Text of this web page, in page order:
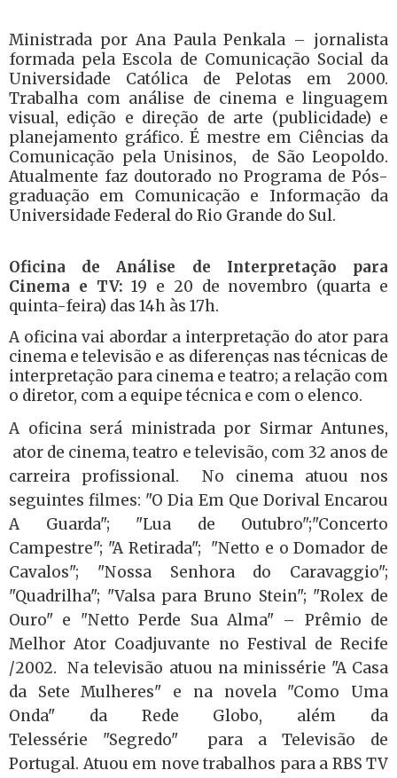
Ministrada por Ana Paula Penkala – jornalista
formada pela Escola de Comunicação Social da
Universidade Católica de Pelotas em 2000.
Trabalha com análise de cinema e linguagem
visual, edição e direção de arte (publicidade) e
planejamento gráfico. É mestre em Ciências da
Comunicação pela Unisinos, de São Leopoldo.
Atualmente faz doutorado no Programa de Pós-
graduação em Comunicação e Informação da
Universidade Federal do Rio Grande do Sul.
Oficina de Análise de Interpretação para
Cinema e TV:19 e 20 de novembro (quarta e
quinta-feira) das 14h às 17h.
A oficina vai abordar a interpretação do ator para
cinema e televisão e as diferenças nas técnicas de
interpretação para cinema e teatro; a relação com
o diretor, com a equipe técnica e com o elenco.
A oficina será ministrada por Sirmar Antunes,
ator de cinema, teatro e televisão, com 32 anos de
carreira profissional. No cinema atuou nos
seguintes filmes: "O Dia Em Que Dorival Encarou
A Guarda"; "Lua de Outubro";"Concerto
Campestre"; "A Retirada"; "Netto e o Domador de
Cavalos"; "Nossa Senhora do Caravaggio";
"Quadrilha"; "Valsa para Bruno Stein"; "Rolex de
Ouro" e "Netto Perde Sua Alma" – Prêmio de
Melhor Ator Coadjuvante no Festival de Recife
/2002. Na televisão atuou na minissérie "A Casa
da Sete Mulheres" e na novela "Como Uma
Onda" da Rede Globo, além da
Telessérie "Segredo" para a Televisão de
Portugal. Atuou em nove trabalhos para a RBS TV